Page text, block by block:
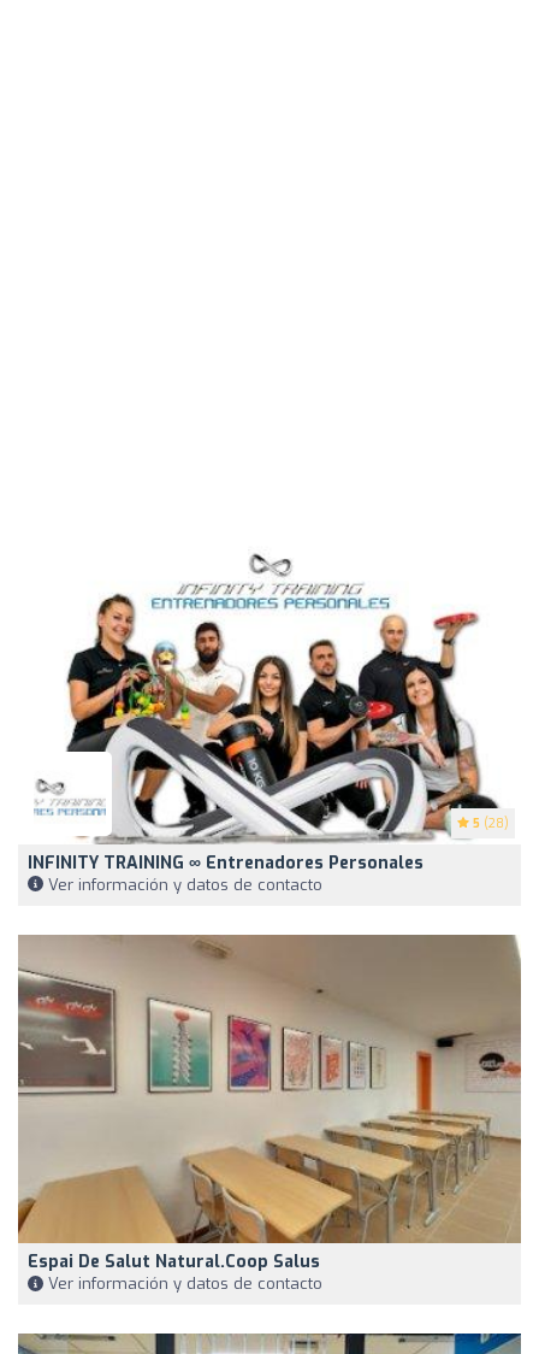
5 (28)
INFINITY TRAINING ∞ Entrenadores Personales
Ver información y datos de contacto
Espai De Salut Natural.Coop Salus
Ver información y datos de contacto